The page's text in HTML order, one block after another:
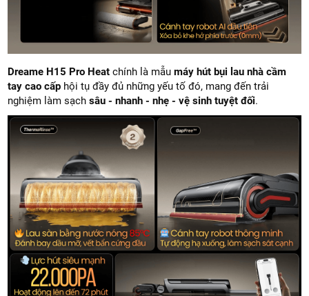
Dreame H15 Pro Heat chính là mẫumáy hút bụi lau nhà cầm
tay cao cấp hội tụ đầy đủ những yếu tố đó, mang đến trải
nghiệm làm sạchsâu - nhanh - nhẹ - vệ sinh tuyệt đối.